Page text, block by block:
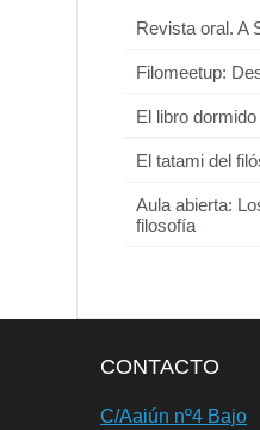
Revista oral. A
Filomeetup:
El libro
El tatami del
Aula abierta:
filosofía
CONTACTO
C/Aaiún nº4 Bajo